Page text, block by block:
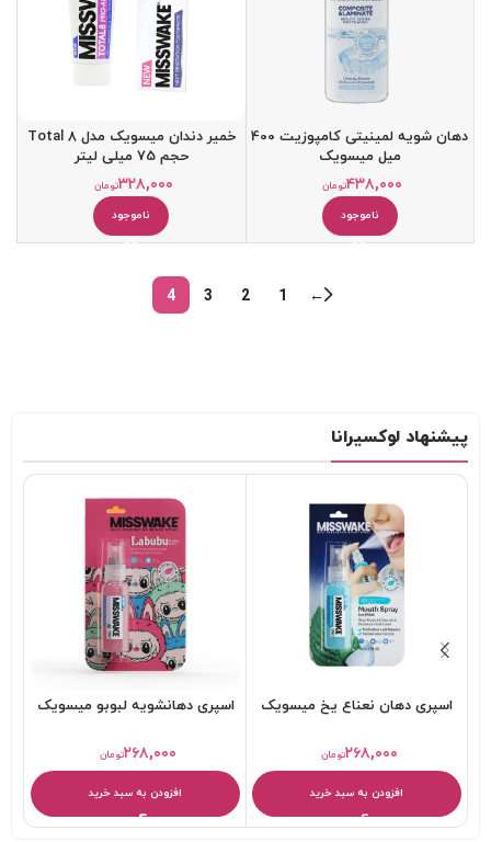
دهان شویه لمینیتی کامپوزیت 400
میل میسویک
تومان۴۳۸,۰۰۰
ناموجود
خمیر دندان میسویک مدل Total 8
حجم 75 میلی لیتر
تومان۳۲۸,۰۰۰
ناموجود
←
1
2
3
4
پیشنهاد لوکسیرانا
اسپری دهان نعناع یخ میسویک
تومان۲۶۸,۰۰۰
افزودن به سبد خرید
اسپری دهانشویه لبوبو میسویک
تومان۲۶۸,۰۰۰
افزودن به سبد خرید